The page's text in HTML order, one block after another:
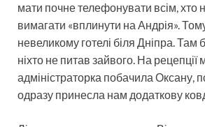
мати почне телефонувати всім, хто
вимагати «вплинути на Андрія».
невеликому готелі біля Дніпра. Там
ніхто не питав зайвого. На рецепції
адміністраторка побачила Оксану,
одразу принесла нам додаткову